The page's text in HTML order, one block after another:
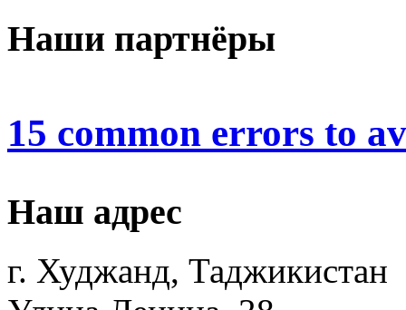
Наши партнёры
15 common errors to
Наш адрес
г. Худжанд, Таджикистан